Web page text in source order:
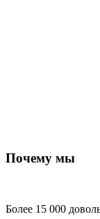
Почему мы
Более 15 000